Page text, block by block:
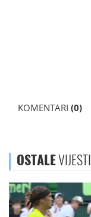
KOMENTARI (0)
OSTALEVIJESTI